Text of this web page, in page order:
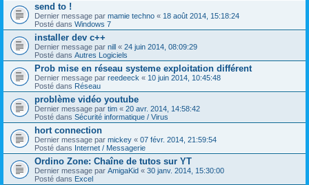
send to !
Dernier message par mamie techno « 18 août 2014, 15:18:24
Posté dans Windows 7
installer dev c++
Dernier message par nill « 24 juin 2014, 08:09:29
Posté dans Autres Logiciels
Prob mise en réseau systeme exploitation différent
Dernier message par reedeeck « 10 juin 2014, 10:45:48
Posté dans Réseau
problème vidéo youtube
Dernier message par tim « 20 avr. 2014, 14:58:42
Posté dans Sécurité informatique / Virus
hort connection
Dernier message par mickey « 07 févr. 2014, 21:59:54
Posté dans Internet / Messagerie
Ordino Zone: Chaîne de tutos sur YT
Dernier message par AmigaKid « 30 janv. 2014, 15:30:00
Posté dans Excel